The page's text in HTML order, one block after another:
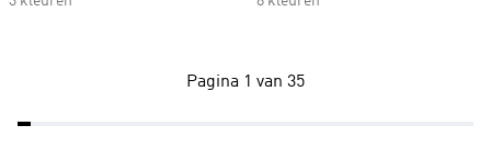
Pagina 1 van 35